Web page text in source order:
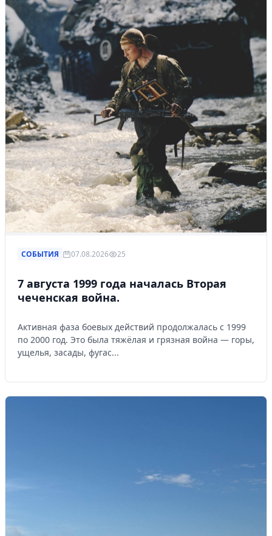
СОБЫТИЯ 07.08.2026 25
7 августа 1999 года началась Вторая
чеченская война.
Активная фаза боевых действий продолжалась с 1999
по 2000 год. Это была тяжёлая и грязная война — горы,
ущелья, засады, фугас...